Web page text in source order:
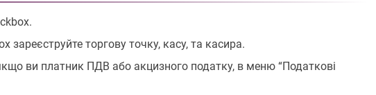
торгову точку, касу, та касира.
ви платник ПДВ або акцизного податку, в меню “Податкові